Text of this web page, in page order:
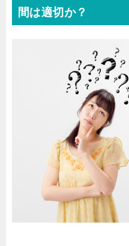
間は適切か？